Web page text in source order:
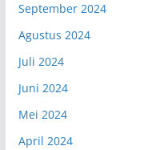
September 2024
Agustus 2024
Juli 2024
Juni 2024
Mei 2024
April 2024